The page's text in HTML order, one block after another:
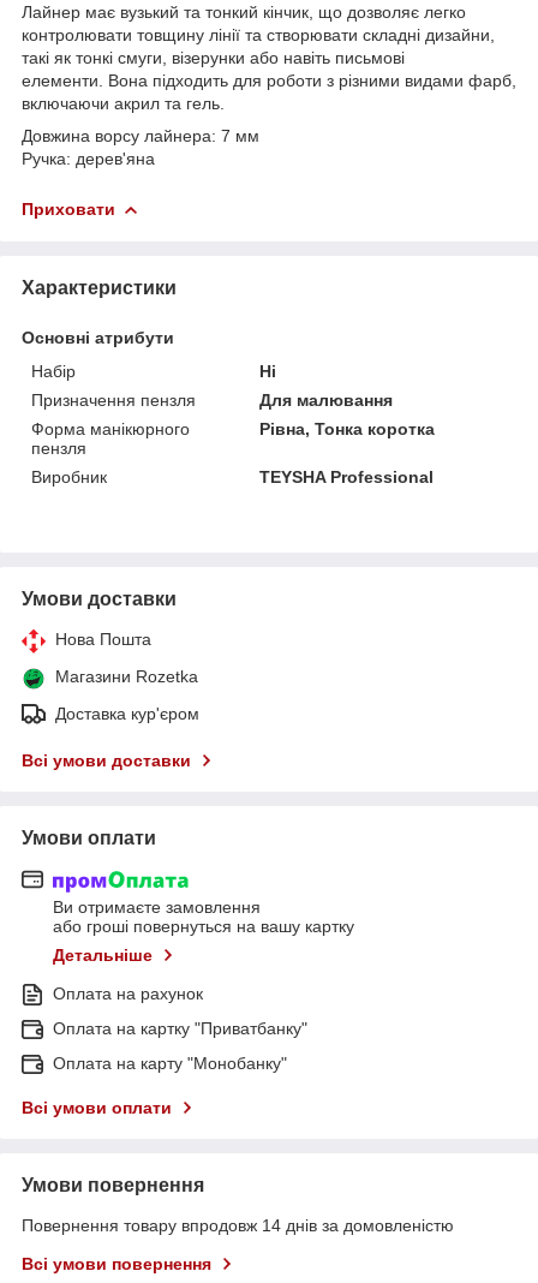
Лайнер має вузький та тонкий кінчик, що дозволяє легко
контролювати товщину лінії та створювати складні дизайни,
такі як тонкі смуги, візерунки або навіть письмові
елементи. Вона підходить для роботи з різними видами фарб,
включаючи акрил та гель.
Довжина ворсу лайнера: 7 мм
Ручка: дерев'яна
Приховати
Характеристики
Основні атрибути
Набір
Ні
Призначення пензля
Для малювання
Форма манікюрного
пензля
Рівна, Тонка коротка
Виробник TEYSHA Professional
Умови доставки
Нова Пошта
Магазини Rozetka
Доставка кур'єром
Всі умови доставки
Умови оплати
Ви отримаєте замовлення
або гроші повернуться на вашу картку
Детальніше
Оплата на рахунок
Оплата на картку "Приватбанку"
Оплата на карту "Монобанку"
Всі умови оплати
Умови повернення
Повернення товару впродовж 14 днів за домовленістю
Всі умови повернення